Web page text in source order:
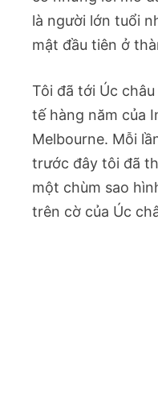
là người lớn tuổi
mật đầu tiên ở
Tôi đã tới Úc
tế hàng năm của
Melbourne. Mỗi
trước đây tôi đã
một chùm sao
trên cờ của Úc